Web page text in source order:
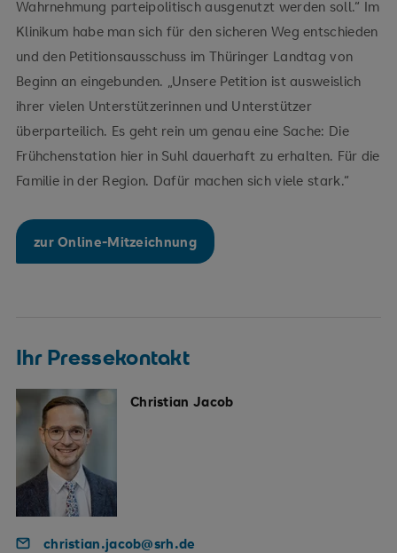
Wahrnehmung parteipolitisch ausgenutzt werden soll.“ Im
Klinikum habe man sich für den sicheren Weg entschieden
und den Petitionsausschuss im Thüringer Landtag von
Beginn an eingebunden. „Unsere Petition ist ausweislich
ihrer vielen Unterstützerinnen und Unterstützer
überparteilich. Es geht rein um genau eine Sache: Die
Frühchenstation hier in Suhl dauerhaft zu erhalten. Für die
Familie in der Region. Dafür machen sich viele stark.“
zur Online-Mitzeichnung
Ihr Pressekontakt
Christian Jacob
christian.jacob@srh.de